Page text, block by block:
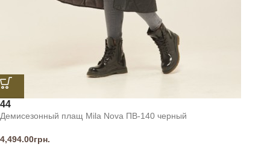
44
Демисезонный плащ Mila Nova ПВ-140 черный
4,494.00грн.